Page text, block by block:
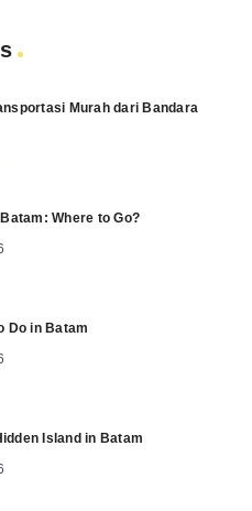
Murah dari Bandara
Where to Go?
Do in Batam
Island in Batam